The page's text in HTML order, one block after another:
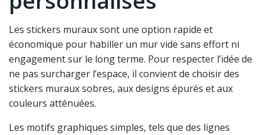
Les stickers muraux sont une option rapide et
économique pour habiller un mur vide sans effort ni
engagement sur le long terme. Pour respecter l’idée de
ne pas surcharger l’espace, il convient de choisir des
stickers muraux sobres, aux designs épurés et aux
couleurs atténuées.
Les motifs graphiques simples, tels que des lignes